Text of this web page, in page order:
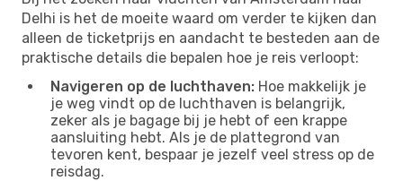
Delhi is het de moeite waard om verder te kijken dan
alleen de ticketprijs en aandacht te besteden aan de
praktische details die bepalen hoe je reis verloopt:
Navigeren op de luchthaven: Hoe makkelijk je
je weg vindt op de luchthaven is belangrijk,
zeker als je bagage bij je hebt of een krappe
aansluiting hebt. Als je de plattegrond van
tevoren kent, bespaar je jezelf veel stress op de
reisdag.